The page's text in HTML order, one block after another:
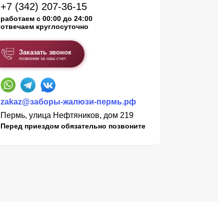
+7 (342) 207-36-15
работаем с 00:00 до 24:00
отвечаем круглосуточно
Заказать звонок
позвоним за наш счет
zakaz@заборы-жалюзи-пермь.рф
Пермь, улица Нефтяников, дом 219
Перед приездом обязательно позвоните